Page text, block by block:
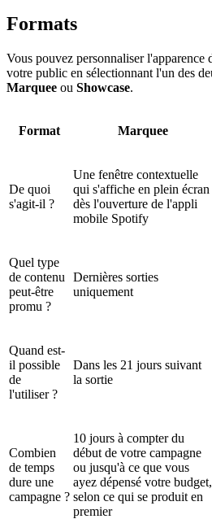
Formats
Vous pouvez personnaliser l'apparence
votre public en sélectionnant l'un des
Marquee ou Showcase.
Format Marquee
De quoi
s'agit-il ?
Une fenêtre contextuelle
qui s'affiche en plein écran
dès l'ouverture de l'appli
mobile Spotify
Quel type
de contenu
peut-être
promu ?
Dernières sorties
uniquement
Quand est-
il possible
de
l'utiliser ?
Dans les 21 jours suivant
la sortie
Combien
de temps
dure une
campagne ?
10 jours à compter du
début de votre campagne
ou jusqu'à ce que vous
ayez dépensé votre budget,
selon ce qui se produit en
premier